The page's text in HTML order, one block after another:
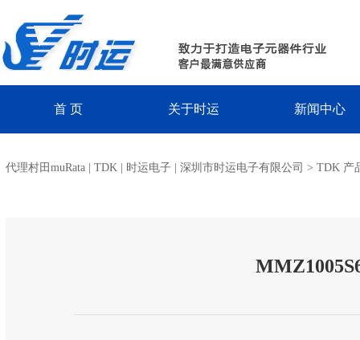
首 页 关于时运 新闻中心
代理村田muRata | TDK | 时运电子 | 深圳市时运电子有限公司 > TDK 产